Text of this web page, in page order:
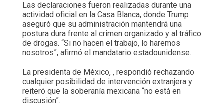
Las declaraciones fueron realizadas durante una
actividad oficial en la Casa Blanca, donde Trump
aseguró que su administración mantendrá una
postura dura frente al crimen organizado y al tráfico
de drogas. “Si no hacen el trabajo, lo haremos
nosotros”, afirmó el mandatario estadounidense.
La presidenta de México, , respondió rechazando
cualquier posibilidad de intervención extranjera y
reiteró que la soberanía mexicana “no está en
discusión”.